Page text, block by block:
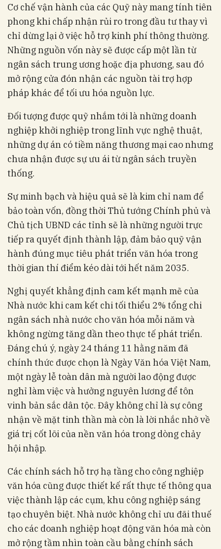
Cơ chế vận hành của các Quỹ này mang tính tiên
phong khi chấp nhận rủi ro trong đầu tư thay vì
chỉ dừng lại ở việc hỗ trợ kinh phí thông thường.
Những nguồn vốn này sẽ được cấp một lần từ
ngân sách trung ương hoặc địa phương, sau đó
mở rộng cửa đón nhận các nguồn tài trợ hợp
pháp khác để tối ưu hóa nguồn lực.
Đối tượng được quỹ nhắm tới là những doanh
nghiệp khởi nghiệp trong lĩnh vực nghệ thuật,
những dự án có tiềm năng thương mại cao nhưng
chưa nhận được sự ưu ái từ ngân sách truyền
thống.
Sự minh bạch và hiệu quả sẽ là kim chỉ nam để
bảo toàn vốn, đồng thời Thủ tướng Chính phủ và
Chủ tịch UBND các tỉnh sẽ là những người trực
tiếp ra quyết định thành lập, đảm bảo quỹ vận
hành đúng mục tiêu phát triển văn hóa trong
thời gian thí điểm kéo dài tới hết năm 2035.
Nghị quyết khẳng định cam kết mạnh mẽ của
Nhà nước khi cam kết chi tối thiểu 2% tổng chi
ngân sách nhà nước cho văn hóa mỗi năm và
không ngừng tăng dần theo thực tế phát triển.
Đáng chú ý, ngày 24 tháng 11 hằng năm đã
chính thức được chọn là Ngày Văn hóa Việt Nam,
một ngày lễ toàn dân mà người lao động được
nghỉ làm việc và hưởng nguyên lương để tôn
vinh bản sắc dân tộc. Đây không chỉ là sự công
nhận về mặt tinh thần mà còn là lời nhắc nhở về
giá trị cốt lõi của nền văn hóa trong dòng chảy
hội nhập.
Các chính sách hỗ trợ hạ tầng cho công nghiệp
văn hóa cũng được thiết kế rất thực tế thông qua
việc thành lập các cụm, khu công nghiệp sáng
tạo chuyên biệt. Nhà nước không chỉ ưu đãi thuế
cho các doanh nghiệp hoạt động văn hóa mà còn
mở rộng tầm nhìn toàn cầu bằng chính sách